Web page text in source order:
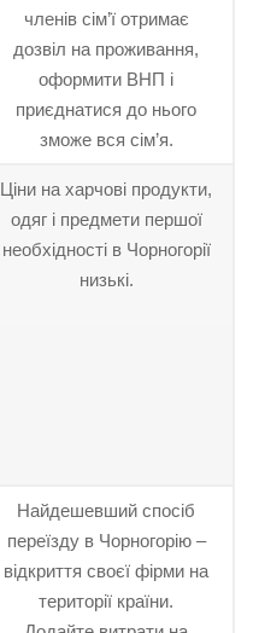
членів сім’ї отримає
дозвіл на проживання,
оформити ВНП і
приєднатися до нього
зможе вся сім’я.
Ціни на харчові продукти,
одяг і предмети першої
необхідності в Чорногорії
низькі.
Найдешевший спосіб
переїзду в Чорногорію –
відкриття своєї фірми на
території країни.